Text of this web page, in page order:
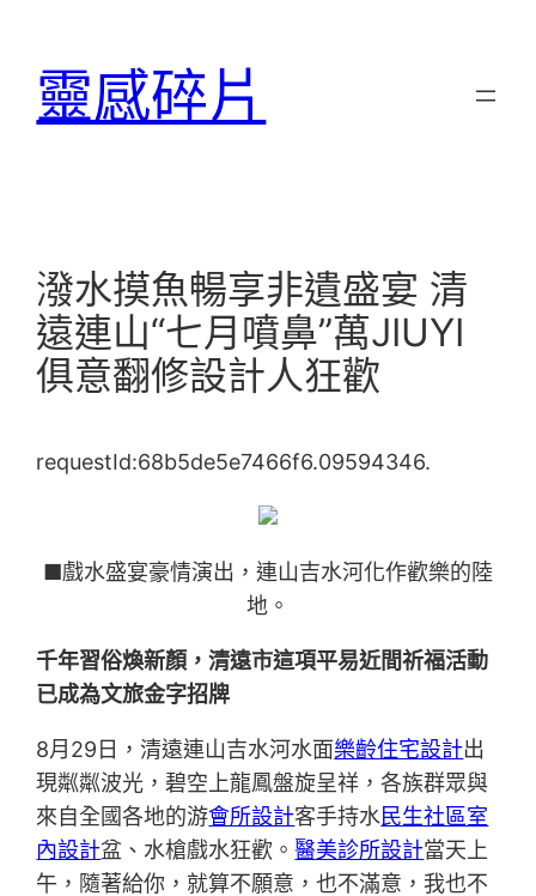
靈感碎片
潑水摸魚暢享非遺盛宴 清
遠連山“七月噴鼻”萬JIUYI
俱意翻修設計人狂歡
requestId:68b5de5e7466f6.09594346.
■戲水盛宴豪情演出，連山吉水河化作歡樂的陸
地。
千年習俗煥新顏，清遠市這項平易近間祈福活動
已成為文旅金字招牌
8月29日，清遠連山吉水河水面樂齡住宅設計出
現粼粼波光，碧空上龍鳳盤旋呈祥，各族群眾與
來自全國各地的游會所設計客手持水民生社區室
內設計盆、水槍戲水狂歡。醫美診所設計當天上
午，隨著給你，就算不願意，也不滿意，我也不